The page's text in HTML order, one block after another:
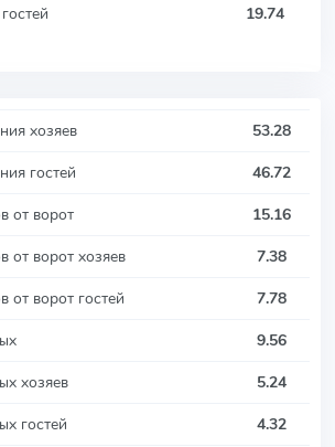
19.74
хозяев
53.28
гостей
46.72
от ворот
15.16
от ворот хозяев
7.38
от ворот гостей
7.78
9.56
хозяев
5.24
гостей
4.32